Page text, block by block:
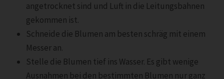
angetrocknet sind und Luft in die Leitungsbahnen
gekommen ist.
Schneide die Blumen am besten schräg mit einem
Messer an.
Stelle die Blumen tief ins Wasser. Es gibt wenige
Ausnahmen bei den bestimmten Blumen nur ganz